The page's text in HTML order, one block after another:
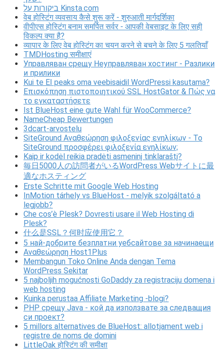
ביקורות על Kinsta.com
वेब होस्टिंग व्यवसाय कैसे शुरू करें - शुरुआती मार्गदर्शिका
वीपीएस होस्टिंग बनाम समर्पित सर्वर - आपकी वेबसाइट के लिए सही
विकल्प क्या है?
व्यापार के लिए वेब होस्टिंग का चयन करने से बचने के लिए 5 गलतियाँ
TMDHosting समीक्षाएं
Управляван срещу Неуправляван хостинг - Разлики
и прилики
Kui te EI peaks oma veebisaidil WordPressi kasutama?
Επισκόπηση πιστοποιητικού SSL HostGator & Πώς να
το εγκαταστήσετε
Ist BlueHost eine gute Wahl für WooCommerce?
NameCheap Bewertungen
3dcart-arvostelu
SiteGround Αναθεώρηση φιλοξενίας ενηλίκων - Το
SiteGround προσφέρει φιλοξενία ενηλίκων;
Kaip ir kodėl reikia pradėti asmeninį tinklaraštį?
毎日5000人の訪問者がいるWordPress Webサイトに最
適なホスティング
Erste Schritte mit Google Web Hosting
InMotion tárhely vs BlueHost - melyik szolgáltató a
legjobb?
Che cos’è Plesk? Dovresti usare il Web Hosting di
Plesk?
什么是SSL？何时应使用它？
5 най-добрите безплатни уебсайтове за начинаещи
Αναθεώρηση Host1Plus
Membangun Toko Online Anda dengan Tema
WordPress Sekitar
5 najboljih mogućnosti GoDaddy za registraciju domena i
web hosting
Kuinka perustaa Affiliate Marketing -blogi?
PHP срещу Java - кой да използвате за следващия
си проект?
5 millors alternatives de BlueHost: allotjament web i
registre de noms de domini
LittleOak होस्टिंग की समीक्षा